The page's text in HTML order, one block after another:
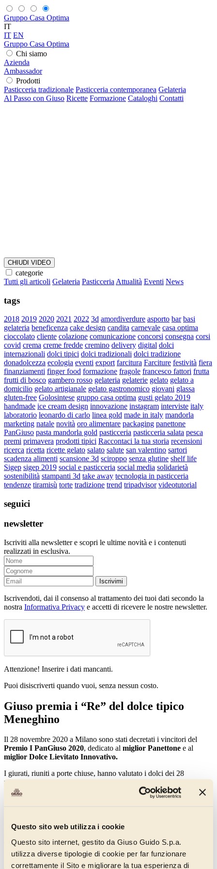
Questo sito web utilizza i cookie
Questo sito internet, gestito da Giuso Guido S.p.a.
utilizza diverse tipologie di cookie per far funzionare
correttamente il Sito e migliorare la tua esperienza di
Gruppo Casa Optima
IT
IT EN
Gruppo Casa Optima
Chi siamo
Azienda
Ambassador
Prodotti
Pasticceria tradizionale Pasticceria contemporanea Gelateria
Al Passo con Giuso Ricette Formazione Cataloghi Contatti
CHIUDI VIDEO
categorie
Tutti gli articoli Gelateria Pasticceria Attualità Eventi News
tags
2018 2019 2020 2021 2022 3d amordiverdure asporto bar basi
gelateria beneficenza cake design candita carnevale casa optima
cioccolato cliente colazione comunicazione concorsi consegna corsi
covid crema creme fredde cremino delivery digital dolci
internazionali dolci tipici dolci tradizionali dolci tradizione
donadolcezza ecologia eventi export farcitura Farciture festività fiera
finanziamenti finger food formazione fragole francesco fattori frutta
frutti di bosco gambero rosso gelateria gelaterie gelato gelato a
domicilio gelato artigianale gelato gastronomico giovani glassa
gluten-free Golosintese gruppo casa optima gusti gelato 2019
handmade ice cream design innovazione instagram interviste italy
laboratorio leonardo di carlo linea gold made in italy mandorla
marketing natale novità oro alimentare packaging panettone
PanGiuso pasta mandorla gold pasticceria pasticceria salata pesca
premi primavera prodotti tipici Raccontaci la tua storia recensioni
ricerca ricetta ricette gelato salato salute san valentino sartori
scadenza alimenti scansione 3d sciroppo senza glutine shelf life
Sigep sigep 2019 social e pasticceria social media solidarietà
sostenibilità stampanti 3d take away tecnologia in pasticceria
tendenze tiramisù torte tradizione trend tripadvisor videotutorial
seguici
newsletter
Iscriviti alla newsletter e scopri le ultime novità e i contenuti
realizzati in esclusiva.
Iscrivimi
Iscrivendoti, dai il consenso al trattamento dei tuoi dati secondo la
nostra Informativa Privacy e accetti di ricevere le nostre newsletter.
Attenzione! Inserire i dati mancanti.
Puoi disiscriverti quando vuoi, senza nessun costo.
Giuso premia i “Re” del dolce tipico
Meneghino
Il 28 novembre 2020 a Milano sono stati decretati i vincitori del
Premio I PanGiuso 2020, dedicato al miglior Panettone e al
miglior Dolce Lievitato Innovativo.
I giurati, riuniti a porte chiuse, hanno valutato i dolci dei 28
pasticcieri concorrenti, provenienti da 10 diverse regioni italiane,
tutti realizzati rigorosamente con lievito madre e ingredienti 100%
naturali, senza additivi, aromi artificiali, semilavorati e senza
Per laCategoria Panettone, che vedeva come protagonista la
ricetta classica milanese, ha vinto il Pasticciere Raffaele Vignola
dellaPasticceria Caffè Vignoladi Solofra (AV).
Per laCategoria Dolce Lievitato Innovativo, invece, che